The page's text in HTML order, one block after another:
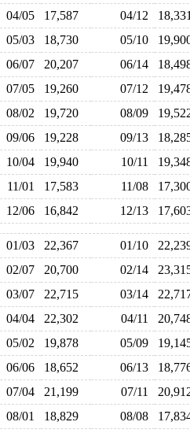
04/05 17,587 04/12
05/03 18,730 05/10
06/07 20,207 06/14
07/05 19,260 07/12
08/02 19,720 08/09
09/06 19,228 09/13
10/04 19,940 10/11
11/01 17,583 11/08
12/06 16,842 12/13
01/03 22,367 01/10
02/07 20,700 02/14
03/07 22,715 03/14
04/04 22,302 04/11
05/02 19,878 05/09
06/06 18,652 06/13
07/04 21,199 07/11
08/01 18,829 08/08